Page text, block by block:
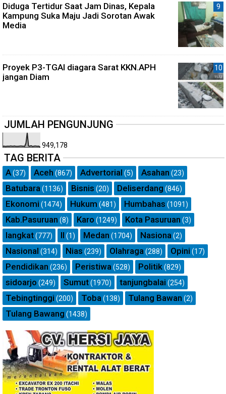
Diduga Tertidur Saat Jam Dinas, Kepala
Kampung Suka Maju Jadi Sorotan Awak
Media
Proyek P3-TGAI diagara Sarat KKN.APH
jangan Diam
JUMLAH PENGUNJUNG
949,178
TAG BERITA
A(37) Aceh (867) Advertorial (5) Asahan (23)
Batubara (1136) Bisnis (20) Deliserdang (846)
Ekonomi (1474) Hukum (481) Humbahas (1091)
Kab.Pasuruan (8) Karo (1249) Kota Pasuruan (3)
langkat(777) ll (1) Medan (1704) Nasiona (2)
Nasional (314) Nias (239) Olahraga (288) Opini (17)
Pendidikan (236) Peristiwa (528) Politik(829)
sidoarjo (249) Sumut(1970) tanjungbalai (254)
Tebingtinggi (200) Toba (138) Tulang Bawan (2)
Tulang Bawang (1438)